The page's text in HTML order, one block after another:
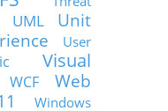
UML
Unit
User
Visual
WCF
Web
Windows